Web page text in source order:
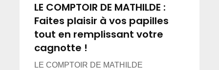
LE COMPTOIR DE MATHILDE :
Faites plaisir à vos papilles
tout en remplissant votre
cagnotte !
LE COMPTOIR DE MATHILDE